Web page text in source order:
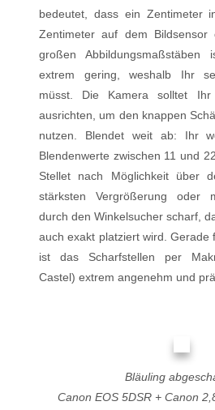
bedeutet, dass ein Zentimeter
Zentimeter auf dem Bildsensor
großen Abbildungsmaßstäben
extrem gering, weshalb Ihr
müsst. Die Kamera solltet
ausrichten, um den knappen
nutzen. Blendet weit ab: Ihr
Blendenwerte zwischen 11 und
Stellet nach Möglichkeit über
stärksten Vergrößerung oder
durch den Winkelsucher scharf,
auch exakt platziert wird. Gerade
ist das Scharfstellen per
Castel) extrem angenehm und
Bläuling
Canon EOS 5DSR + Canon